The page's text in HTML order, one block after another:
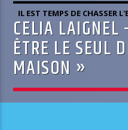
IL EST TEMPS DE CHASSER
CELIA
ÊTRE LE SEUL
MAISON »